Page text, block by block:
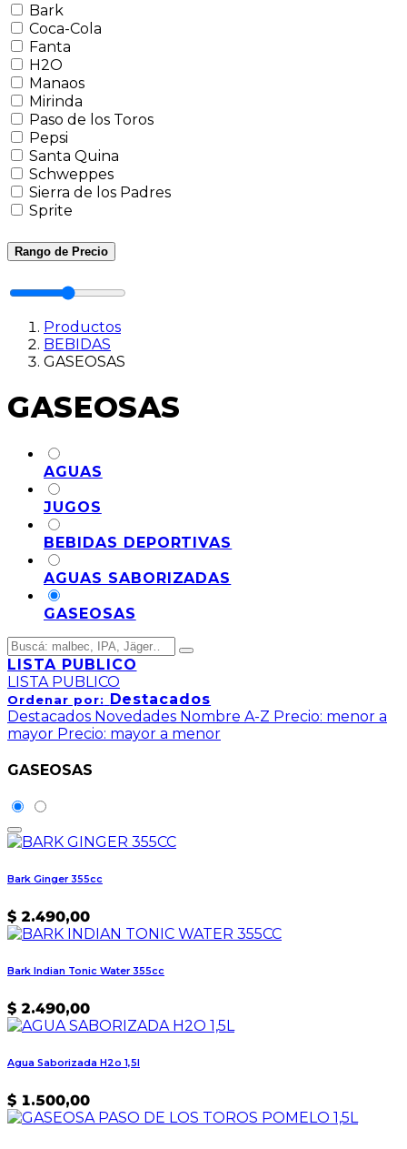
Bark
Coca-Cola
Fanta
H2O
Manaos
Mirinda
Paso de los Toros
Pepsi
Santa Quina
Schweppes
Sierra de los Padres
Sprite
Rango de Precio
Productos
BEBIDAS
GASEOSAS
GASEOSAS
AGUAS
JUGOS
BEBIDAS DEPORTIVAS
AGUAS SABORIZADAS
GASEOSAS
LISTA PUBLICO
LISTA PUBLICO
Ordenar por: Destacados
Destacados Novedades Nombre A-Z Precio: menor a
mayor Precio: mayor a menor
GASEOSAS
Bark Ginger 355cc
$ 2.490,00
Bark Indian Tonic Water 355cc
$ 2.490,00
Agua Saborizada H2o 1,5l
$ 1.500,00